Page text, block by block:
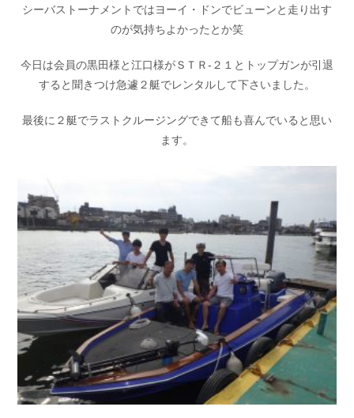
シーバストーナメントではヨーイ・ドンでビューンと走り出す
のが気持ちよかったとか笑
今日は会員の黒田様と江口様がＳＴＲ-２１とトップガンが引退
すると聞きつけ急遽２艇でレンタルして下さいました。
最後に２艇でラストクルージングできて船も喜んでいると思い
ます。